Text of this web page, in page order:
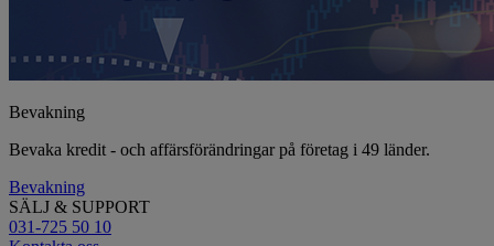
Bevakning
Bevaka kredit - och affärsförändringar på företag i 49 länder.
Bevakning
SÄLJ & SUPPORT
031-725 50 10